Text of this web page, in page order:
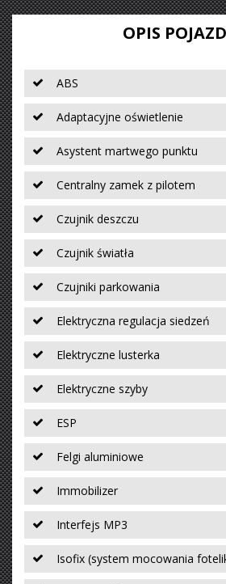
OPIS
ABS
Adaptacyjne oświetlenie
Asystent martwego punktu
Centralny zamek z pilotem
Czujnik deszczu
Czujnik światła
Czujniki parkowania
Elektryczna regulacja siedzeń
Elektryczne lusterka
Elektryczne szyby
ESP
Felgi aluminiowe
Immobilizer
Interfejs MP3
Isofix (system mocowania